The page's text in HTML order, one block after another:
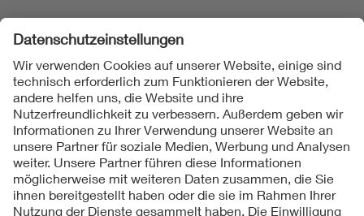
Folgen Sie uns